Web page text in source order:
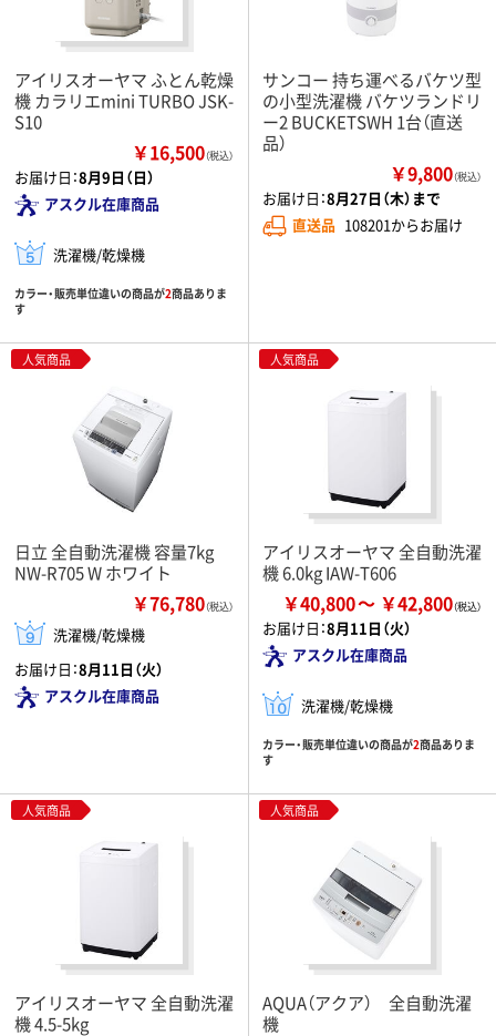
アイリスオーヤマ ふとん乾燥
機 カラリエmini TURBO JSK-
S10
￥16,500（税込）
お届け日：8月9日（日）
アスクル在庫商品
洗濯機/乾燥機
カラー・販売単位違いの商品が2商品ありま
す
サンコー 持ち運べるバケツ型
の小型洗濯機 バケツランドリ
ー2 BUCKETSWH 1台（直送
品）
￥9,800（税込）
お届け日：8月27日（木）まで
直送品 108201からお届け
人気商品
日立 全自動洗濯機 容量7kg
NW-R705 W ホワイト
￥76,780（税込）
洗濯機/乾燥機
お届け日：8月11日（火）
アスクル在庫商品
人気商品
アイリスオーヤマ 全自動洗濯
機 6.0kg IAW-T606
￥40,800 ￥42,800
お届け日：8月11日（火）
アスクル在庫商品
洗濯機/乾燥機
カラー・販売単位違いの商品が2商品ありま
す
人気商品
アイリスオーヤマ 全自動洗濯
機 4.5-5kg
人気商品
AQUA（アクア） 全自動洗濯
機